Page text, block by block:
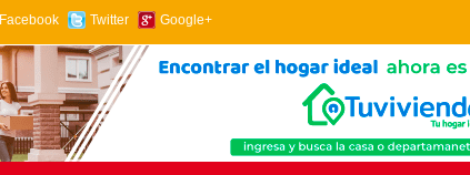
Facebook Twitter Google+